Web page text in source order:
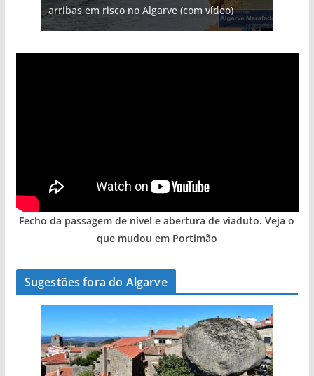
arribas em risco no Algarve (com vídeo)
Fecho da passagem de nível e abertura de viaduto. Veja o
que mudou em Portimão
Sugestões fora do Algarve